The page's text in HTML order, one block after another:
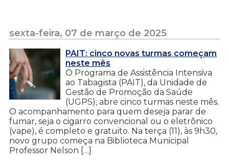
sexta-feira, 07 de março de 2025
PAIT: cinco novas turmas começam
neste mês
O Programa de Assistência Intensiva
ao Tabagista (PAIT), da Unidade de
Gestão de Promoção da Saúde
(UGPS), abre cinco turmas neste mês.
O acompanhamento para quem deseja parar de
fumar, seja o cigarro convencional ou o eletrônico
(vape), é completo e gratuito. Na terça (11), às 9h30,
novo grupo começa na Biblioteca Municipal
Professor Nelson […]